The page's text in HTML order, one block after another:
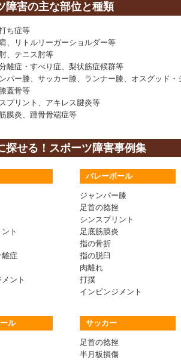
障害の主な部位と種類
ち症等
、リトルリーガーショルダー等
、テニス肘等
離症・すべり症、梨状筋症候群等
パー膝、サッカー膝、ランナー膝、オスグッド
蓋骨等
プリント、アキレス腱炎等
膜炎、踵骨骨端症等
探せる！スポーツ障害事例集
ト
症
ント
バレーボール
ジャンパー膝
足首の捻挫
シンスプリント
足底筋膜炎
指の骨折
指の脱臼
肉離れ
打撲
インピンジメント
ル サッカー
足首の捻挫
半月板損傷